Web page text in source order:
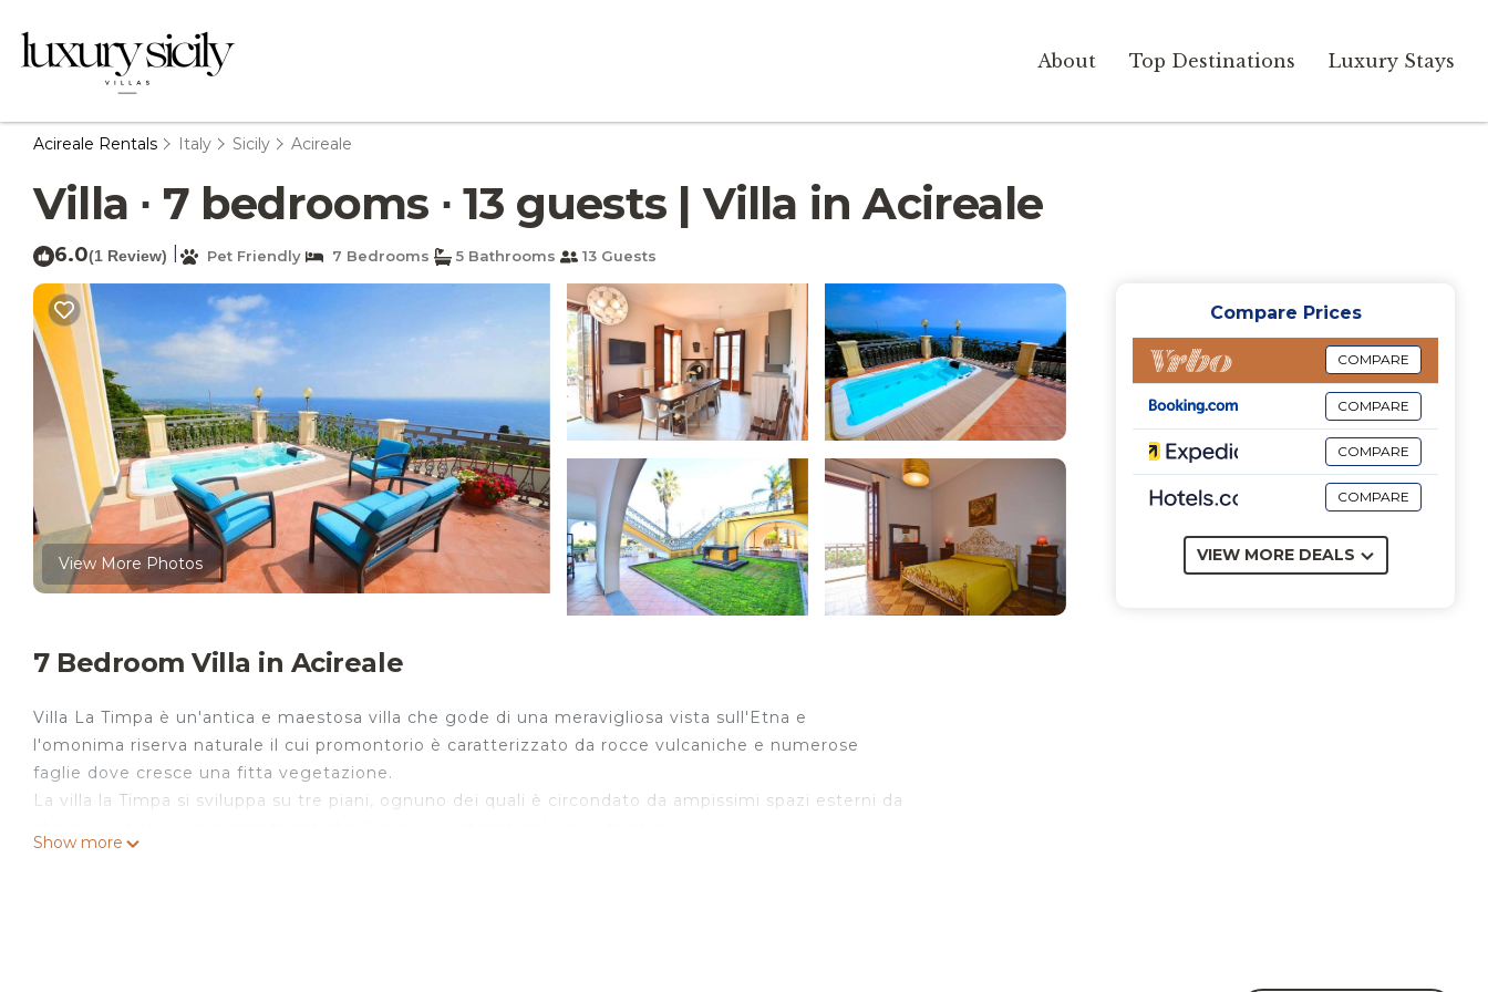
About Top Destinations Luxury Stays
Acireale Rentals Italy Sicily Acireale
Villa ∙ 7 bedrooms ∙ 13 guests | Villa in Acireale
6.0(1 Review) Pet Friendly 7 Bedrooms 5 Bathrooms 13 Guests
View More Photos
7 Bedroom Villa in Acireale
Villa La Timpa è un'antica e maestosa villa che gode di una meravigliosa vista sull'Etna e
l'omonima riserva naturale il cui promontorio è caratterizzato da rocce vulcaniche e numerose
faglie dove cresce una fitta vegetazione.
La villa la Timpa si sviluppa su tre piani, ognuno dei quali è circondato da ampissimi spazi esterni da
Show more
Compare Prices
COMPARE
COMPARE
COMPARE
COMPARE
VIEW MORE DEALS